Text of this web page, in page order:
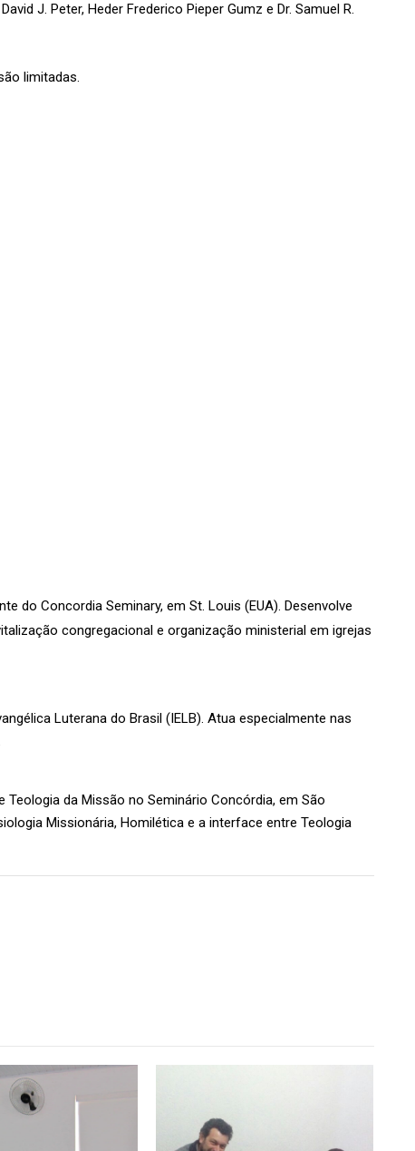
J. Peter, Heder Frederico Pieper Gumz e Dr. Samuel R.
limitadas.
do Concordia Seminary, em St. Louis (EUA). Desenvolve
congregacional e organização ministerial em igrejas
Luterana do Brasil (IELB). Atua especialmente nas
da Missão no Seminário Concórdia, em São
Missionária, Homilética e a interface entre Teologia